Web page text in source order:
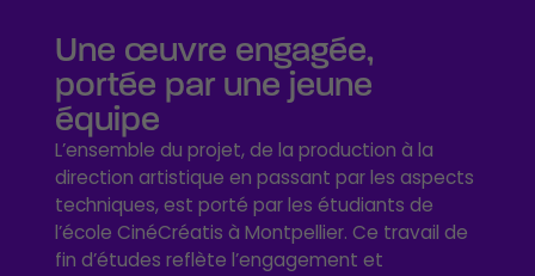
Une œuvre engagée,
portée par une jeune
équipe
L’ensemble du projet, de la production à la
direction artistique en passant par les aspects
techniques, est porté par les étudiants de
l’école CinéCréatis à Montpellier. Ce travail de
fin d’études reflète l’engagement et